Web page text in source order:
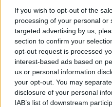
If you wish to opt-out of the
processing of your personal or
targeted advertising by us,
section to confirm your
opt-out request is processed
interest-based ads based on
us or personal information
your opt-out. You may
disclosure of your personal
IAB’s list of downstream
1 csipet só
A tofuról öntsük le a
vágva itassuk róla le
segítségével.
A hozzávalókat
perc alatt dolgozzuk
Tegyük 1-2 órára a
kevergetni, finom